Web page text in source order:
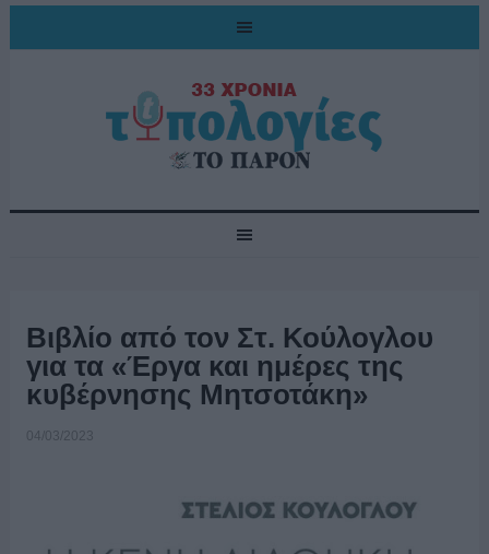
Βιβλίο από τον Στ. Κούλογλου
για τα «Έργα και ημέρες της
κυβέρνησης Μητσοτάκη»
04/03/2023